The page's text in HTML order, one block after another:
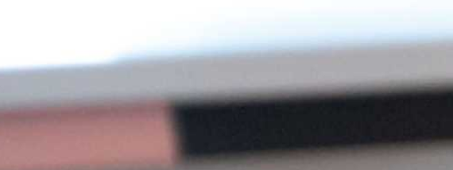
примеры её создания и оформления. А
повествования (помните книги с
выразить любую фразу с помощью
элементами, которые связаны с
заодно и познакомились друг с другом.
кто мечтает отдохнуть на море, а кто